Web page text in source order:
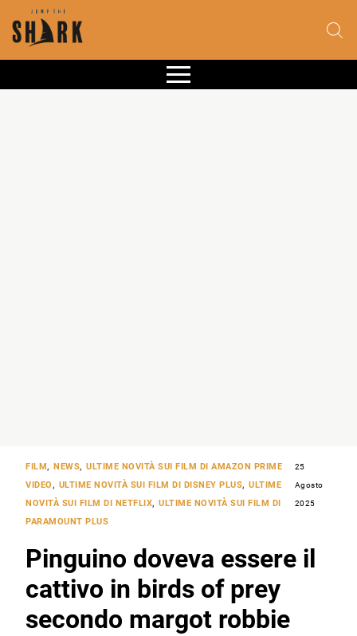
FILM, NEWS,ULTIME NOVITÀ SUI FILM DI AMAZON PRIME
VIDEO, ULTIME NOVITÀ SUI FILM DI DISNEY PLUS,ULTIME
NOVITÀ SUI FILM DI NETFLIX,ULTIME NOVITÀ SUI FILM DI
PARAMOUNT PLUS
25
Agosto
2025
Pinguino doveva essere il
cattivo in birds of prey
secondo margot robbie